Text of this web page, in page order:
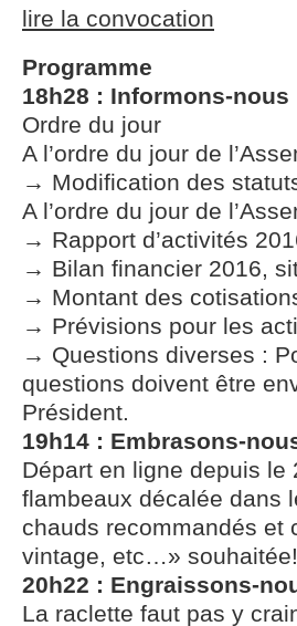
lire la convocation
Programme
18h28 : Informons-nous
Ordre du jour
A l’ordre du jour de
→ Modification des
A l’ordre du jour de
→ Rapport d’activités
→ Bilan financier 2016,
→ Montant des
→ Prévisions pour les
→ Questions diverses :
questions doivent être
Président.
19h14 : Embrasons-
Départ en ligne depuis le
flambeaux décalée dans
chauds recommandés et
vintage, etc…»
20h22 : Engraissons-
La raclette faut pas y